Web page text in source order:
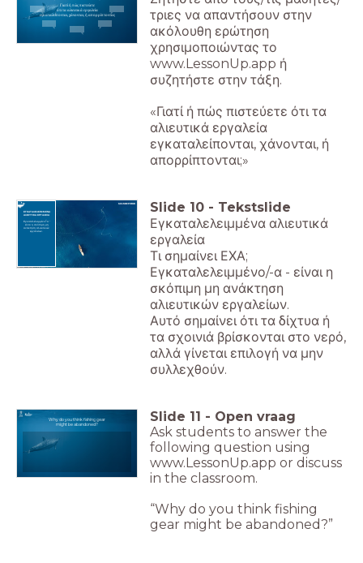
Γιατί ή πώς πιστεύετε
ότι τα αλιευτικά εργαλεία
εγκαταλείπονται, χάνονται, ή απορρίπτονται;
τριες να απαντήσουν στην
ακόλουθη ερώτηση
χρησιμοποιώντας το
www.LessonUp.app ή
συζητήστε στην τάξη.
«Γιατί ή πώς πιστεύετε ότι τα
αλιευτικά εργαλεία
εγκαταλείπονται, χάνονται, ή
απορρίπτονται;»
ΕΓΚΑΤΑΛΕΛΕΙΜΜΕΝΑ
ΑΛΙΕΥΤΙΚΑ ΕΡΓΑΛΕΙΑ
Εγκαταλελειμμένο/-α -
είναι η σκόπιμη μη
ανάκτηση αλιευτικών
εργαλείων.
Slide 10 - Tekstslide
Εγκαταλελειμμένα αλιευτικά
εργαλεία
Τι σημαίνει ΕΧΑ;
Εγκαταλελειμμένο/-α - είναι η
σκόπιμη μη ανάκτηση
αλιευτικών εργαλείων.
Αυτό σημαίνει ότι τα δίχτυα ή
τα σχοινιά βρίσκονται στο νερό,
αλλά γίνεται επιλογή να μην
συλλεχθούν.
Why do you think fishing gear
might be abandoned?
Slide 11 - Open vraag
Ask students to answer the
following question using
www.LessonUp.app or discuss
in the classroom.
“Why do you think fishing
gear might be abandoned?”